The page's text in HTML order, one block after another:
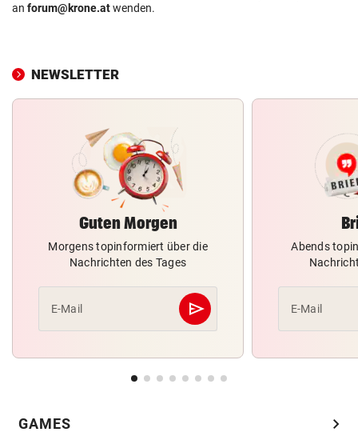
an forum@krone.atwenden.
NEWSLETTER
Guten Morgen
Morgens topinformiert über die
Nachrichten des Tages
E-Mail send
Abschicken
Abends
E-Mail
GAMES chevron_right